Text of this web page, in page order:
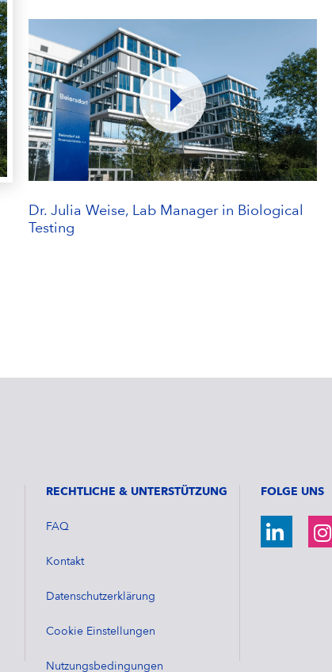
Dr. Julia Weise, Lab Manager in Biological
Testing
RECHTLICHE & UNTERSTÜTZUNG
FAQ
Kontakt
Datenschutzerklärung
Cookie Einstellungen
Nutzungsbedingungen
FOLGE UNS